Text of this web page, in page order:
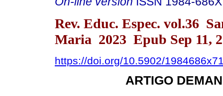
Rev. Educ. Espec. vol.36
Maria 2023 Epub Sep 11,
https://doi.org/10.5902/
ARTIGO